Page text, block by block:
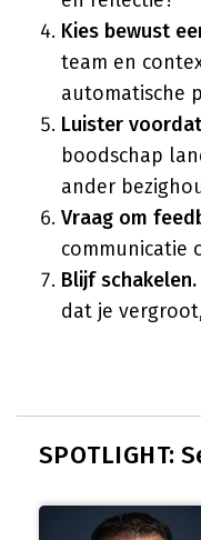
Kies bewust
team en
automatische
Luister
boodschap
ander
Vraag om
communicatie
Blijf schakelen.
dat je
SPOTLIGHT: